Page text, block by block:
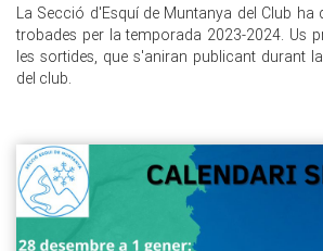
La Secció d'Esquí de Muntanya del Club ha
trobades per la temporada 2023-2024. Us
les sortides, que s'aniran publicant durant
del club.